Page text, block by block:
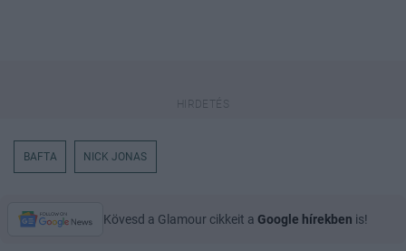
BAFTA NICK JONAS
Kövesd a Glamour cikkeit a Google hírekben is!